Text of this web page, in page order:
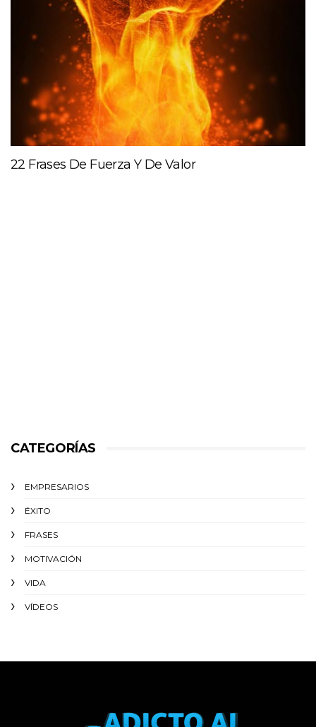
22 Frases De Fuerza Y De Valor
CATEGORÍAS
EMPRESARIOS
ÉXITO‬
FRASES
MOTIVACIÓN
VIDA
VÍDEOS